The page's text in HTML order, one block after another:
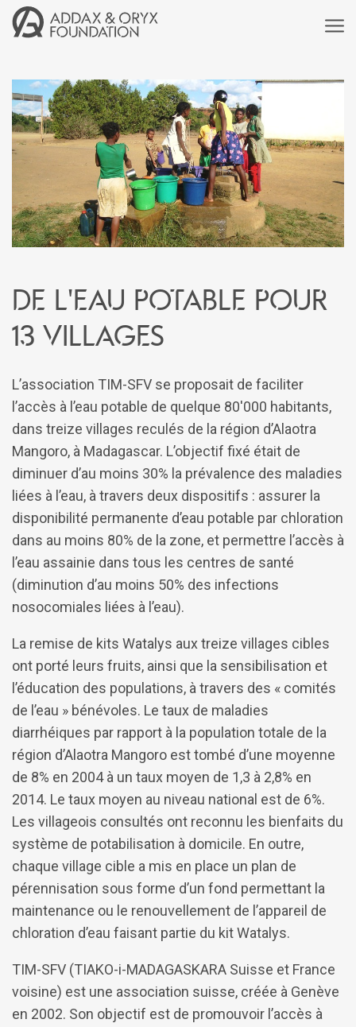
De l'eau potable pour
13 villages
L’association TIM-SFV se proposait de faciliter
l’accès à l’eau potable de quelque 80'000 habitants,
dans treize villages reculés de la région d’Alaotra
Mangoro, à Madagascar. L’objectif fixé était de
diminuer d’au moins 30% la prévalence des maladies
liées à l’eau, à travers deux dispositifs : assurer la
disponibilité permanente d’eau potable par chloration
dans au moins 80% de la zone, et permettre l’accès à
l’eau assainie dans tous les centres de santé
(diminution d’au moins 50% des infections
nosocomiales liées à l’eau).
La remise de kits Watalys aux treize villages cibles
ont porté leurs fruits, ainsi que la sensibilisation et
l’éducation des populations, à travers des « comités
de l’eau » bénévoles. Le taux de maladies
diarrhéiques par rapport à la population totale de la
région d’Alaotra Mangoro est tombé d’une moyenne
de 8% en 2004 à un taux moyen de 1,3 à 2,8% en
2014. Le taux moyen au niveau national est de 6%.
Les villageois consultés ont reconnu les bienfaits du
système de potabilisation à domicile. En outre,
chaque village cible a mis en place un plan de
pérennisation sous forme d’un fond permettant la
maintenance ou le renouvellement de l’appareil de
chloration d’eau faisant partie du kit Watalys.
TIM-SFV (TIAKO-i-MADAGASKARA Suisse et France
voisine) est une association suisse, créée à Genève
en 2002. Son objectif est de promouvoir l’accès à